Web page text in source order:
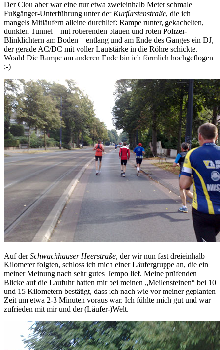
Der Clou aber war eine nur etwa zweieinhalb Meter schmale
Fußgänger-Unterführung unter der Kurfürstenstraße, die ich
mangels Mitläufern alleine durchlief: Rampe runter, gekachelten,
dunklen Tunnel – mit rotierenden blauen und roten Polizei-
Blinklichtern am Boden – entlang und am Ende des Ganges ein DJ,
der gerade AC/DC mit voller Lautstärke in die Röhre schickte.
Woah! Die Rampe am anderen Ende bin ich förmlich hochgeflogen
;-)
Auf derSchwachhauser Heerstraße, der wir nun fast dreieinhalb
Kilometer folgten, schloss ich mich einer Läufergruppe an, die ein
meiner Meinung nach sehr gutes Tempo lief. Meine prüfenden
Blicke auf die Laufuhr hatten mir bei meinen „Meilensteinen“ bei 10
und 15 Kilometern bestätigt, dass ich nach wie vor meiner geplanten
Zeit um etwa 2-3 Minuten voraus war. Ich fühlte mich gut und war
zufrieden mit mir und der (Läufer-)Welt.